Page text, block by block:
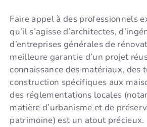
Faire appel à des professionnels
qu’il s’agisse d’architectes,
d’entreprises générales de
meilleure garantie d’un projet
connaissance des matériaux, des
construction spécifiques aux
des réglementations locales
matière d’urbanisme et de
patrimoine) est un atout précieux.